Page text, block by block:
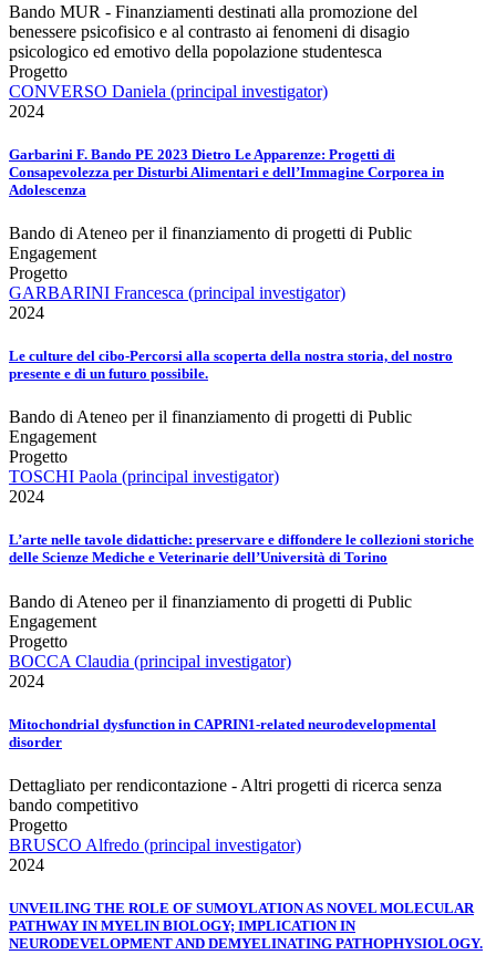
Bando MUR - Finanziamenti destinati alla promozione del
benessere psicofisico e al contrasto ai fenomeni di disagio
psicologico ed emotivo della popolazione studentesca
Progetto
CONVERSO Daniela (principal investigator)
2024
Garbarini F. Bando PE 2023 Dietro Le Apparenze: Progetti di
Consapevolezza per Disturbi Alimentari e dell’Immagine Corporea in
Adolescenza
Bando di Ateneo per il finanziamento di progetti di Public
Engagement
Progetto
GARBARINI Francesca (principal investigator)
2024
Le culture del cibo-Percorsi alla scoperta della nostra storia, del nostro
presente e di un futuro possibile.
Bando di Ateneo per il finanziamento di progetti di Public
Engagement
Progetto
TOSCHI Paola (principal investigator)
2024
L’arte nelle tavole didattiche: preservare e diffondere le collezioni storiche
delle Scienze Mediche e Veterinarie dell’Università di Torino
Bando di Ateneo per il finanziamento di progetti di Public
Engagement
Progetto
BOCCA Claudia (principal investigator)
2024
Mitochondrial dysfunction in CAPRIN1-related neurodevelopmental
disorder
Dettagliato per rendicontazione - Altri progetti di ricerca senza
bando competitivo
Progetto
BRUSCO Alfredo (principal investigator)
2024
UNVEILING THE ROLE OF SUMOYLATION AS NOVEL MOLECULAR
PATHWAY IN MYELIN BIOLOGY; IMPLICATION IN
NEURODEVELOPMENT AND DEMYELINATING PATHOPHYSIOLOGY.